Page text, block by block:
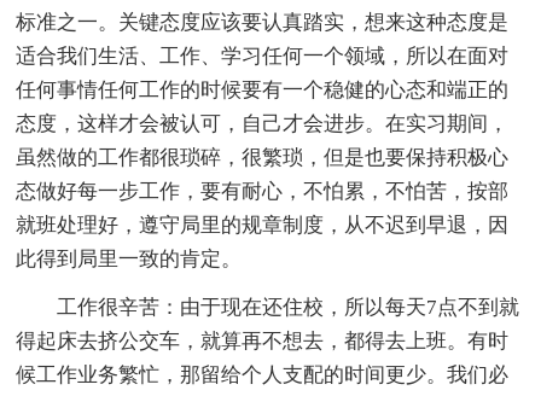
标准之一。关键态度应该要认真踏实，想来这种态度是
适合我们生活、工作、学习任何一个领域，所以在面对
任何事情任何工作的时候要有一个稳健的心态和端正的
态度，这样才会被认可，自己才会进步。在实习期间，
虽然做的工作都很琐碎，很繁琐，但是也要保持积极心
态做好每一步工作，要有耐心，不怕累，不怕苦，按部
就班处理好，遵守局里的规章制度，从不迟到早退，因
此得到局里一致的肯定。
工作很辛苦：由于现在还住校，所以每天7点不到就
得起床去挤公交车，就算再不想去，都得去上班。有时
候工作业务繁忙，那留给个人支配的时间更少。我们必